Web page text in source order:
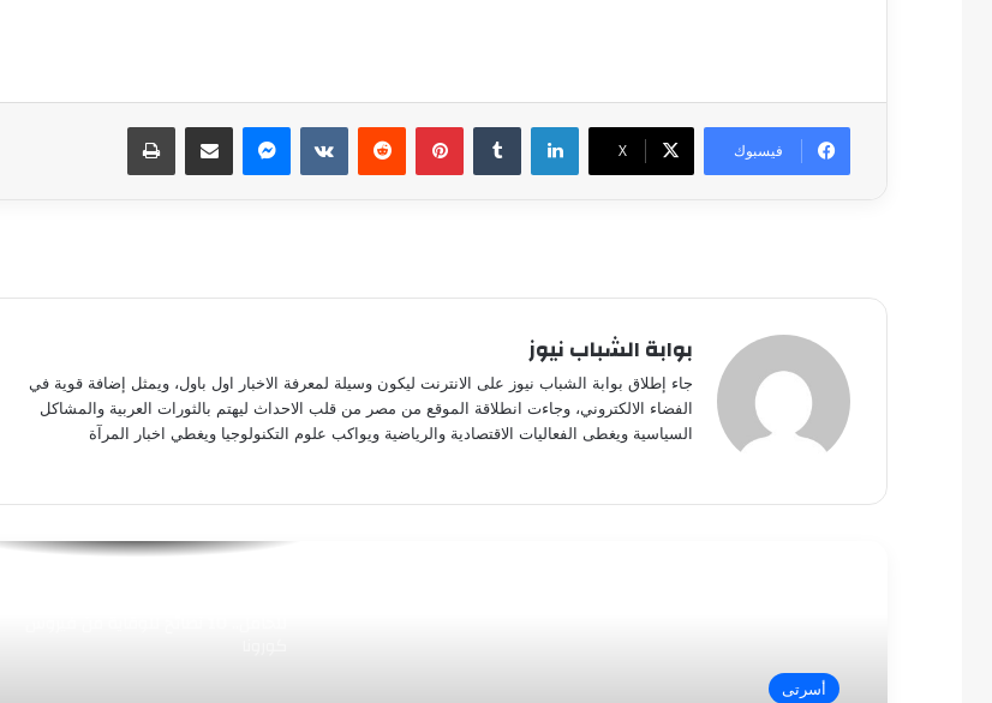
فيسبوك ‫X
لينكدإن بينتيريست ماسنجر مشاركة عبر البريد طباعة
بوابة الشباب نيوز
جاء إطلاق بوابة الشباب نيوز على الانترنت ليكون وسيلة لمعرفة الاخبار اول باول، ويمثل إضافة قوية في
الفضاء الالكتروني، وجاءت انطلاقة الموقع من مصر من قلب الاحداث ليهتم بالثورات العربية والمشاكل
السياسية ويغطى الفعاليات الاقتصادية والرياضية ويواكب علوم التكنولوجيا ويغطي اخبار المرآة
أسرتى
نصائح للسيدات للحصول على بشرة مشرقة
أبرزها حب الشباب وإزالة البقع.. فوائد غير
متوقعة للعرقسوس